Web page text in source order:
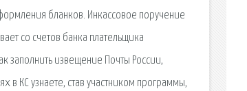
бланков. Инкассовое поручение
со счетов банка плательщика
заполнить извещение Почты России,
КС узнаете, став участником программы,